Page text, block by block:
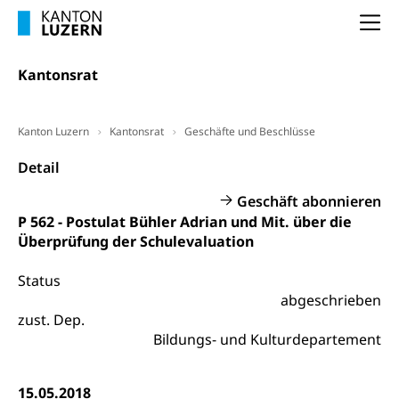
Kantonsrat
Kanton Luzern Kantonsrat Geschäfte und Beschlüsse
Detail
Geschäft abonnieren
P 562 - Postulat Bühler Adrian und Mit. über die
Überprüfung der Schulevaluation
Status
abgeschrieben
zust. Dep.
Bildungs- und Kulturdepartement
15.05.2018
Dienststelle Steuern - Wissenswertes
Frühpensionierung, Altersrente, berufliche
Vorsorge, Altersvorsorge
AHV-Altersrente (WAS Luzern)
Altersvorsorge (gruezi.lu.ch)
Wissenschaftsförderung
Wissenschaft, Forschung, Entwicklung, Projekte
Pilotprojekte Klima
Projektförderung Universität Luzern unilu
Erwachsenenbildung und Weiterbildung
Umschulung, zweiter Bildungsweg,
Nachdiplomstudium, Zusatzlehre, Höhere
Berufsbildung, Berufsmatura nach Lehre,
Neuorientierung, Grundkompetenzen,
Berufsberatung, Standortbestimmung,